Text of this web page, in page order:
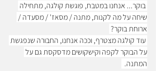
בוקר... אנחנו במטבח, פוגשת קולגה, מתחילה
שיחה על מה לקנות, מתנה / מסאז' / מסעדה /
ארוחת בוקר?
עוד קולגה מצטרף, וככה אנחנו, החבורה שנפגשת
על הבוקר לקפה וקישקושים מדסקסת גם על
המתנה.